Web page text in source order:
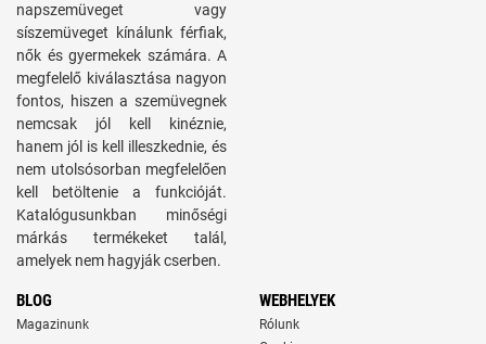
napszemüveget vagy
síszemüveget kínálunk férfiak,
nők és gyermekek számára. A
megfelelő kiválasztása nagyon
fontos, hiszen a szemüvegnek
nemcsak jól kell kinéznie,
hanem jól is kell illeszkednie, és
nem utolsósorban megfelelően
kell betöltenie a funkcióját.
Katalógusunkban minőségi
márkás termékeket talál,
amelyek nem hagyják cserben.
BLOG
Magazinunk
WEBHELYEK
Rólunk